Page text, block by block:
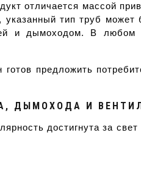
отличается массой
тип труб
и дымоходом. В любом
предложить
ДЫМОХОДА И
достигнута за